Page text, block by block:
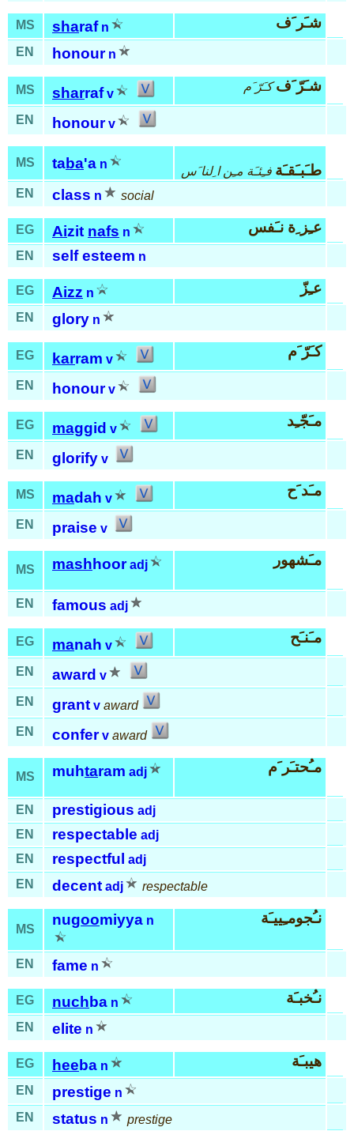
MS sharaf n شـَر َف
EN honour n
MS sharraf v شـَرّ َف كـَرّ َم
EN honour v
MS taba'a n طـَبـَقـَة فـِئـَة مـِن ا ِلنا َس
EN
class n social
EG Aizit nafs n عـِز ِة نـَفس
EN self esteem n
EG Aizz n عـِزّ
EN glory n
EG karram v كـَرّ َم
EN honour v
EG maggid v مـَجّـِد
EN glorify v
MS madah v مـَد َح
EN praise v
MS mashhoor adj مـَشهور
EN famous adj
EG manah v مـَنـَح
EN award v
EN
grant v award
EN
confer v award
MS muhtaram adj مـُحتـَر َم
EN prestigious adj
EN
respectable adj
EN
respectful adj
EN
decent adj respectable
MS
nugoomiyya n نـُجومـِييـَة
EN fame n
EG nuchba n نـُخبـَة
EN elite n
EG heeba n هيبـَة
EN prestige n
EN
status n prestige